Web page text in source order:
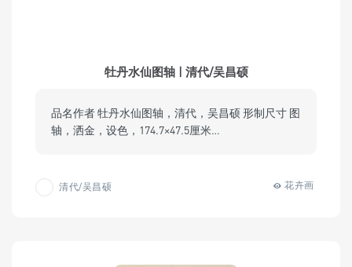
牡丹水仙图轴 | 清代/吴昌硕
品名作者 牡丹水仙图轴，清代，吴昌硕 形制尺寸 图
轴，洒金，设色，174.7×47.5厘米…
清代/吴昌硕 花卉画